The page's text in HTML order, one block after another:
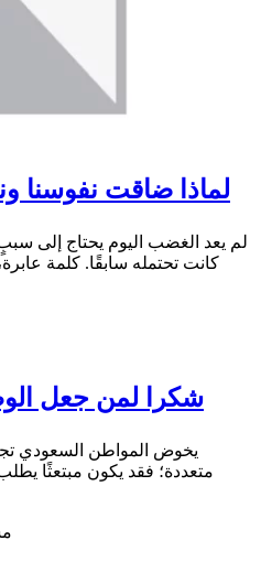
لماذا ضاقت
لم يعد الغضب اليوم يحتاج إلى
كانت تحتمله سابقًا. كلمة
شكرا لمن جعل
يخوض المواطن السعودي
متعددة؛ فقد يكون مبتعثًا